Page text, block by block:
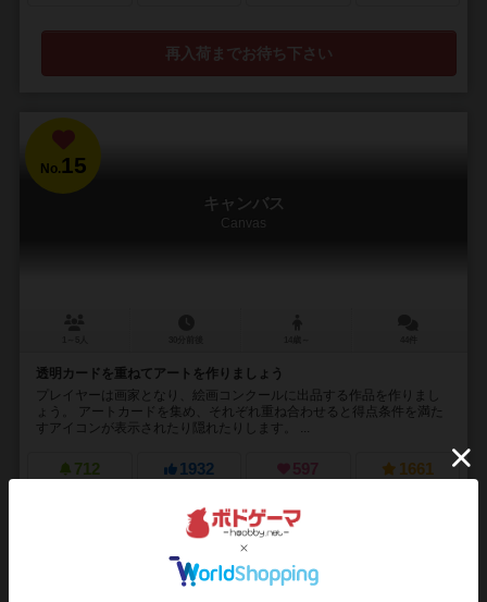
再入荷までお待ち下さい
No.15
キャンバス
Canvas
透明カードを重ねてアートを作りましょう
プレイヤーは画家となり、絵画コンクールに出品する作品を作りまし
ょう。 アートカードを集め、それぞれ重ね合わせると得点条件を満た
すアイコンが表示されたり隠れたりします。 ...
712 1932 597 1661
再入荷までお待ち下さい